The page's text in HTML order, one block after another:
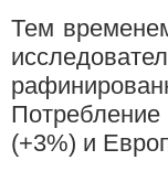
Тем
(+3%) и